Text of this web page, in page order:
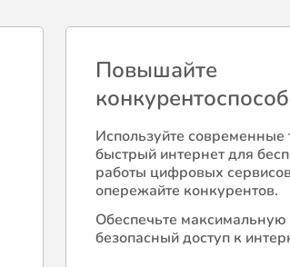
Повышайте
Используйте современные
быстрый интернет для
работы цифровых
опережайте конкурентов.
Обеспечьте максимальную
безопасный доступ к